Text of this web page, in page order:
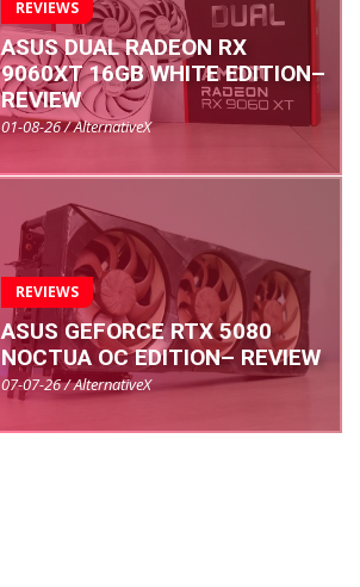
REVIEWS
ASUS DUAL RADEON RX
9060XT 16GB WHITE EDITION–
REVIEW
01-08-26 / AlternativeX
REVIEWS
ASUS GEFORCE RTX 5080
NOCTUA OC EDITION– REVIEW
07-07-26 / AlternativeX